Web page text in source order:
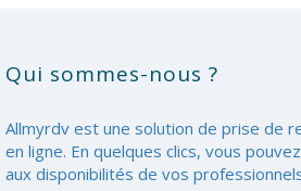
Qui sommes-nous ?
Allmyrdv est une solution de prise de
en ligne. En quelques clics, vous
aux disponibilités de vos